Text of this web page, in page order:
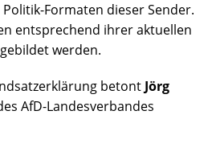
Formaten dieser Sender.
entsprechend ihrer aktuellen
werden.
betont Jörg
AfD-Landesverbandes